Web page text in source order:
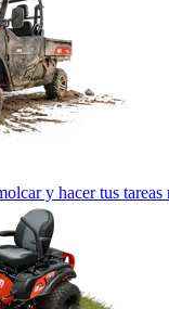
y hacer tus